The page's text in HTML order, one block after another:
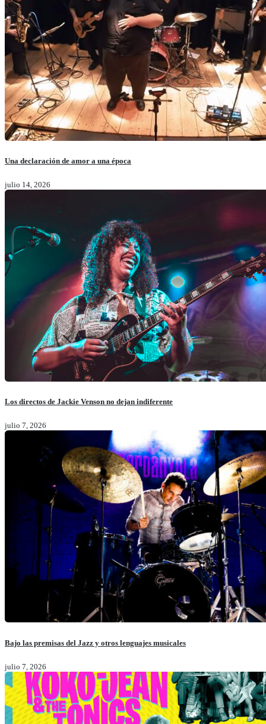
Una declaración de amor a una época
julio 14, 2026
Los directos de Jackie Venson no dejan indiferente
julio 7, 2026
Bajo las premisas del Jazz y otros lenguajes musicales
julio 7, 2026